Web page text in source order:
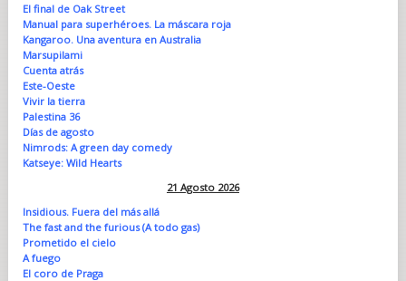
El final de Oak Street
Manual para superhéroes. La máscara roja
Kangaroo. Una aventura en Australia
Marsupilami
Cuenta atrás
Este-Oeste
Vivir la tierra
Palestina 36
Días de agosto
Nimrods: A green day comedy
Katseye: Wild Hearts
21 Agosto 2026
Insidious. Fuera del más allá
The fast and the furious (A todo gas)
Prometido el cielo
A fuego
El coro de Praga